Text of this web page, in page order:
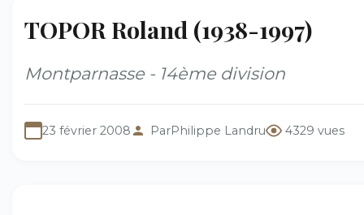
TOPOR Roland (1938-1997)
Montparnasse - 14ème division
23 février 2008 ParPhilippe Landru 4329 vues